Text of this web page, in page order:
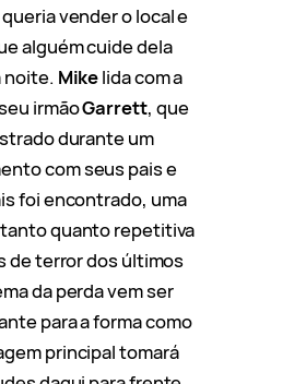
vender o local e
alguém cuide dela
noite. Mikelida com a
irmãoGarrett, que
durante um
com seus pais e
foi encontrado, uma
tanto quanto repetitiva
de terror dos últimos
da perda vem ser
para a forma como
principal tomará